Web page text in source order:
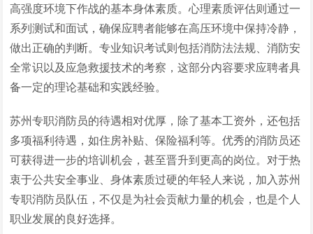
高强度环境下作战的基本身体素质。心理素质评估则通过一
系列测试和面试，确保应聘者能够在高压环境中保持冷静，
做出正确的判断。专业知识考试则包括消防法法规、消防安
全常识以及应急救援技术的考察，这部分内容要求应聘者具
备一定的理论基础和实践经验。
苏州专职消防员的待遇相对优厚，除了基本工资外，还包括
多项福利待遇，如住房补贴、保险福利等。优秀的消防员还
可获得进一步的培训机会，甚至晋升到更高的岗位。对于热
衷于公共安全事业、身体素质过硬的年轻人来说，加入苏州
专职消防员队伍，不仅是为社会贡献力量的机会，也是个人
职业发展的良好选择。